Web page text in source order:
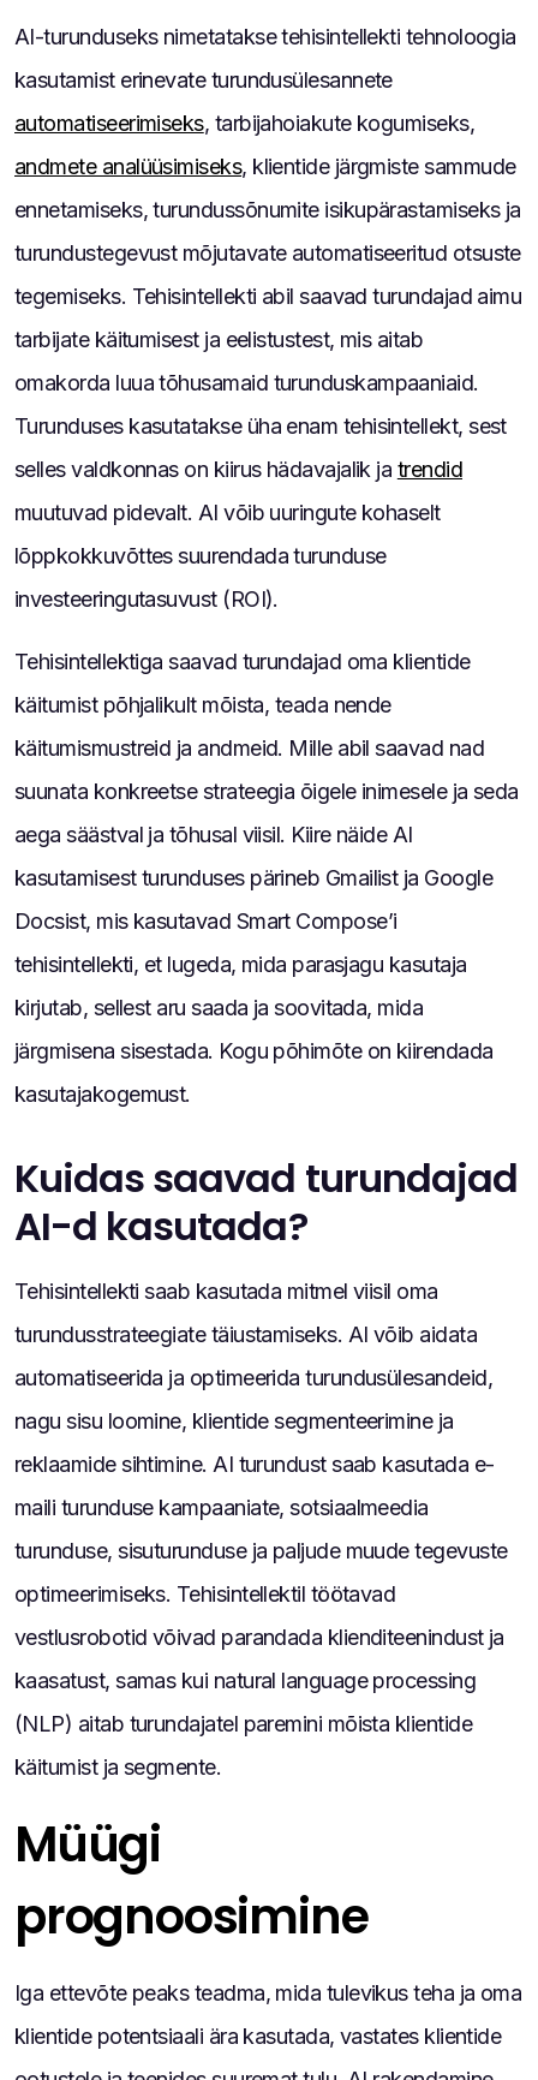
AI-turunduseks nimetatakse tehisintellekti tehnoloogia
kasutamist erinevate turundusülesannete
automatiseerimiseks, tarbijahoiakute kogumiseks,
andmete analüüsimiseks, klientide järgmiste sammude
ennetamiseks, turundussõnumite isikupärastamiseks ja
turundustegevust mõjutavate automatiseeritud otsuste
tegemiseks. Tehisintellekti abil saavad turundajad aimu
tarbijate käitumisest ja eelistustest, mis aitab
omakorda luua tõhusamaid turunduskampaaniaid.
Turunduses kasutatakse üha enam tehisintellekt, sest
selles valdkonnas on kiirus hädavajalik ja trendid
muutuvad pidevalt. AI võib uuringute kohaselt
lõppkokkuvõttes suurendada turunduse
investeeringutasuvust (ROI).
Tehisintellektiga saavad turundajad oma klientide
käitumist põhjalikult mõista, teada nende
käitumismustreid ja andmeid. Mille abil saavad nad
suunata konkreetse strateegia õigele inimesele ja seda
aega säästval ja tõhusal viisil. Kiire näide AI
kasutamisest turunduses pärineb Gmailist ja Google
Docsist, mis kasutavad Smart Compose’i
tehisintellekti, et lugeda, mida parasjagu kasutaja
kirjutab, sellest aru saada ja soovitada, mida
järgmisena sisestada. Kogu põhimõte on kiirendada
kasutajakogemust.
Kuidas saavad turundajad
AI-d kasutada?
Tehisintellekti saab kasutada mitmel viisil oma
turundusstrateegiate täiustamiseks. AI võib aidata
automatiseerida ja optimeerida turundusülesandeid,
nagu sisu loomine, klientide segmenteerimine ja
reklaamide sihtimine. AI turundust saab kasutada e-
maili turunduse kampaaniate, sotsiaalmeedia
turunduse, sisuturunduse ja paljude muude tegevuste
optimeerimiseks. Tehisintellektil töötavad
vestlusrobotid võivad parandada klienditeenindust ja
kaasatust, samas kui natural language processing
(NLP) aitab turundajatel paremini mõista klientide
käitumist ja segmente.
Müügi
prognoosimine
Iga ettevõte peaks teadma, mida tulevikus teha ja oma
klientide potentsiaali ära kasutada, vastates klientide